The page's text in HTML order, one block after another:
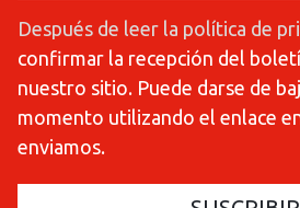
Después de leer la política de
confirmar la recepción del
nuestro sitio. Puede darse de
momento utilizando el enlace
enviamos.